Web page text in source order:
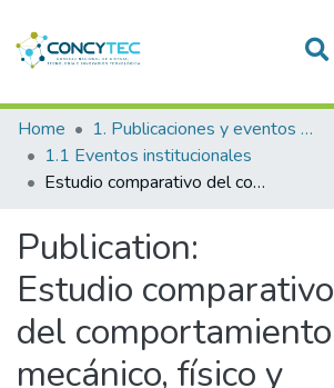
Communities & Collections
Research Outputs
People
Statistics
Home
1. Publicaciones y eventos institucionales
1.1 Eventos institucionales
Estudio comparativo del comportamiento mecánico, físico y microestructural de morteros geopoliméricos obtenidos a partir de ceniza volcánica y morteros de cemento portland de uso tradicional
Publication:
Estudio comparativo
del comportamiento
mecánico, físico y